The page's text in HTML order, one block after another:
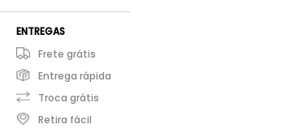
ENTREGAS
Frete grátis
Entrega rápida
Troca grátis
Retira fácil